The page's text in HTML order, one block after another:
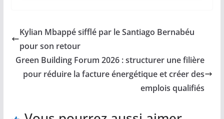
Kylian Mbappé sifflé par le Santiago Bernabéu
pour son retour
Green Building Forum 2026 : structurer une filière
pour réduire la facture énergétique et créer des
emplois qualifiés